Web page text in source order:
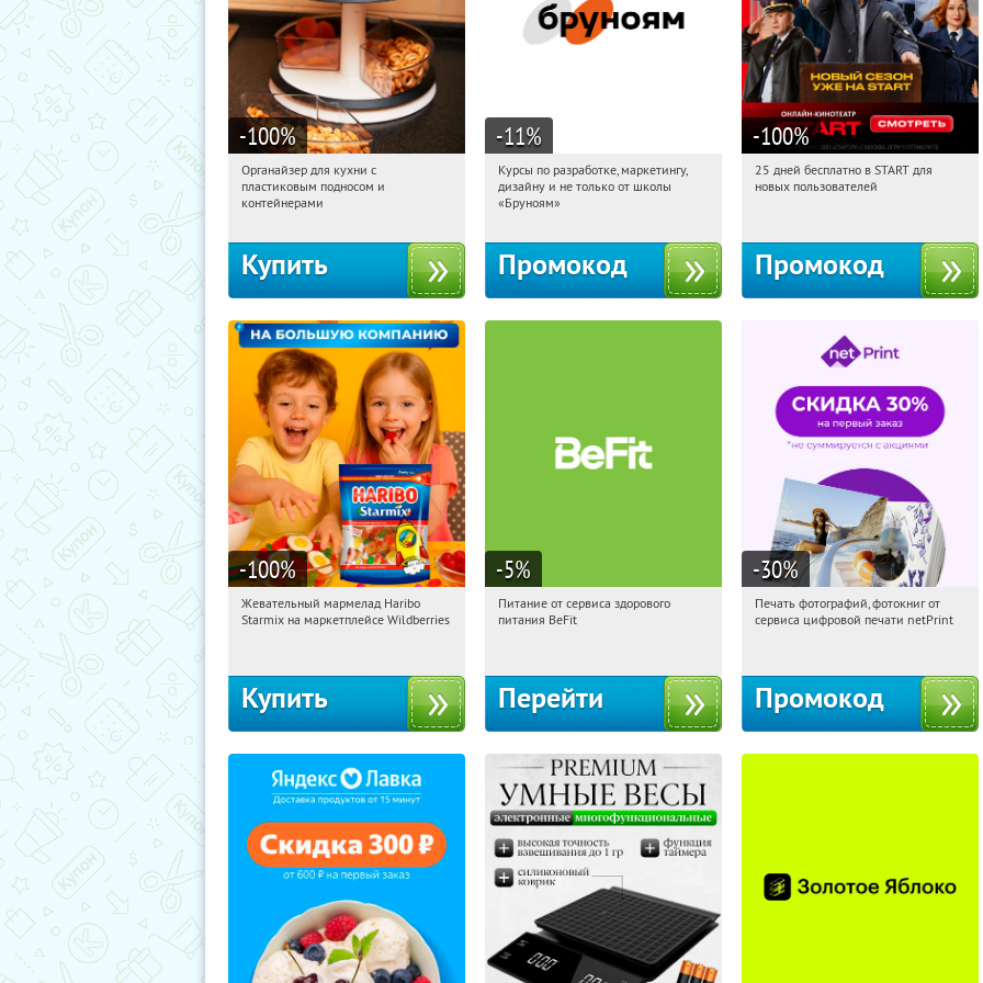
-100%
01:22:47 Получили:
Россия
Органайзер для кухни с
пластиковым подносом и
контейнерами
Купить
-11%
01:22:47
Получи первым!
Россия
Курсы по разработке, маркетингу,
дизайну и не только от школы
«Бруноям»
Промокод
-100%
01:22:47
Получи первым!
25 дней бесплатно в START для
новых пользователей
Промокод
-100%
01:22:47 Получили:
Жевательный мармелад Haribo
Starmix на маркетплейсе Wildberries
Купить
-5%
01:22:47
Получи первым!
Питание от сервиса здорового
питания BeFit
Перейти
-30%
01:22:47 Получили:
Печать фотографий, фотокниг от
сервиса цифровой печати netPrint
Промокод